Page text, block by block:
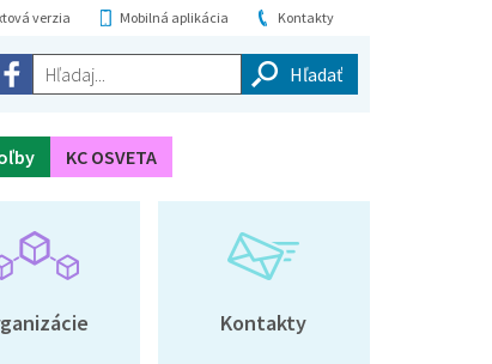
Kontakty
Mobilná aplikácia
verzia
Hľadaj...
KC OSVETA
Kontakty